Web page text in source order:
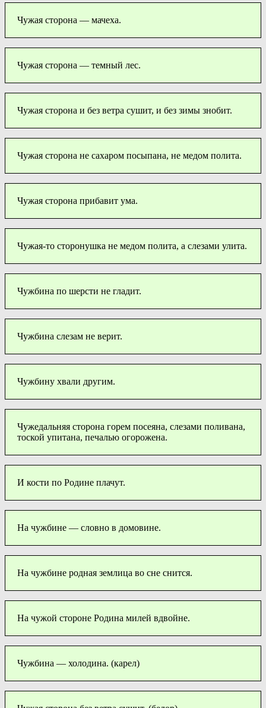
Чужая сторона — мачеха.
Чужая сторона — темный лес.
Чужая сторона и без ветра сушит, и без зимы знобит.
Чужая сторона не сахаром посыпана, не медом полита.
Чужая сторона прибавит ума.
Чужая-то сторонушка не медом полита, а слезами улита.
Чужбина по шерсти не гладит.
Чужбина слезам не верит.
Чужбину хвали другим.
Чужедальняя сторона горем посеяна, слезами поливана,
тоской упитана, печалью огорожена.
И кости по Родине плачут.
На чужбине — словно в домовине.
На чужбине родная землица во сне снится.
На чужой стороне Родина милей вдвойне.
Чужбина — холодина. (карел)